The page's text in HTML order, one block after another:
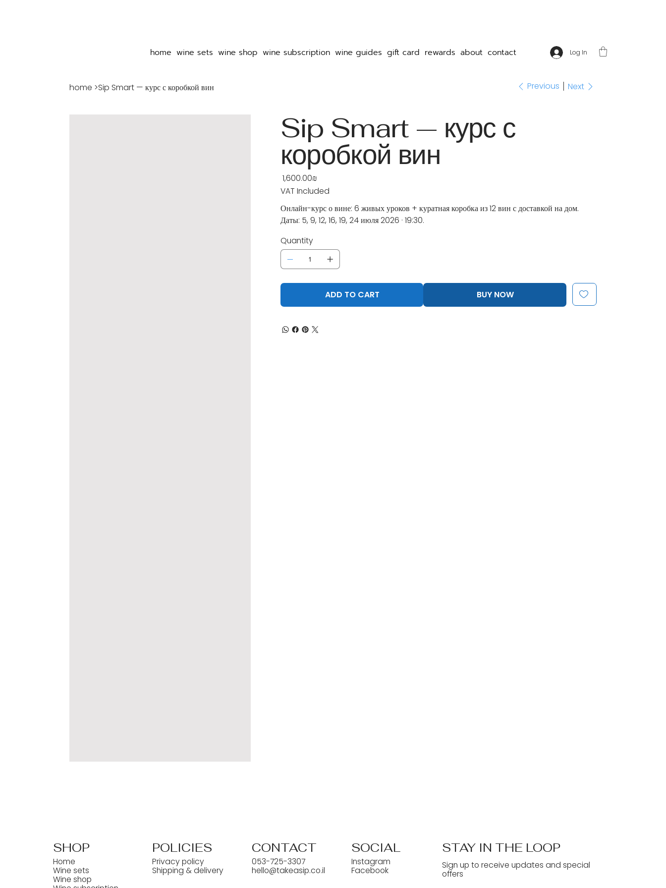
home wine sets wine shop wine subscription wine guides gift card rewards about contact Log In
home >Sip Smart — курс с коробкой вин Previous Next
Sip Smart — курс с
коробкой вин
Price
‏1,600.00 ‏₪
VAT Included
Онлайн-курс о вине: 6 живых уроков + куратная коробка из 12 вин с доставкой на дом.
Даты: 5, 9, 12, 16, 19, 24 июля 2026 · 19:30.
Quantity
ADD TO CART BUY NOW
SHOP
Home
Wine sets
Wine shop
POLICIES
Privacy policy
Shipping & delivery
CONTACT
053-725-3307
hello@takeasip.co.il
SOCIAL
Instagram
Facebook
STAY IN THE LOOP
Sign up to receive updates and special
offers